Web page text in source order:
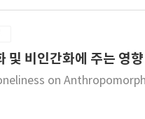
및 비인간화에 주는 영향
on